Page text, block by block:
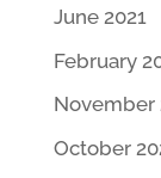
June 2021
February
November
October